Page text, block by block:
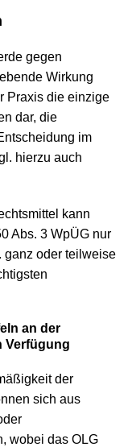
gegen
Wirkung
Praxis die einzige
dar, die
im
hierzu auch
kann
Abs. 3 WpÜG nur
ganz oder teilweise
an der
Verfügung
der
sich aus
wobei das OLG